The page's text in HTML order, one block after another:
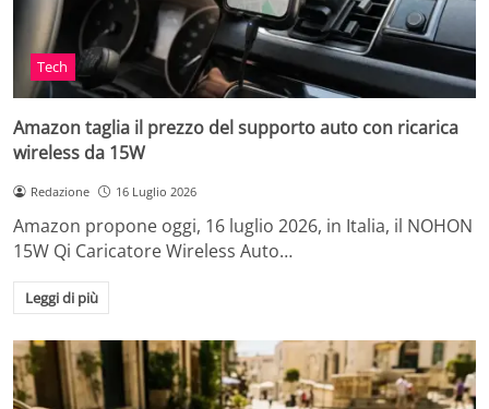
Tech
Amazon taglia il prezzo del supporto auto con ricarica
wireless da 15W
Redazione 16 Luglio 2026
Amazon propone oggi, 16 luglio 2026, in Italia, il NOHON
15W Qi Caricatore Wireless Auto…
Leggi di più